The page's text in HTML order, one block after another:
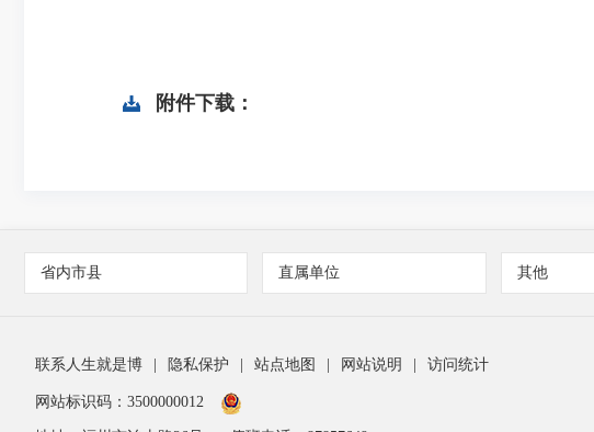
附件下载：
省内市县 直属单位 其他
联系人生就是博 隐私保护 站点地图 网站说明 访问统计
网站标识码：3500000012